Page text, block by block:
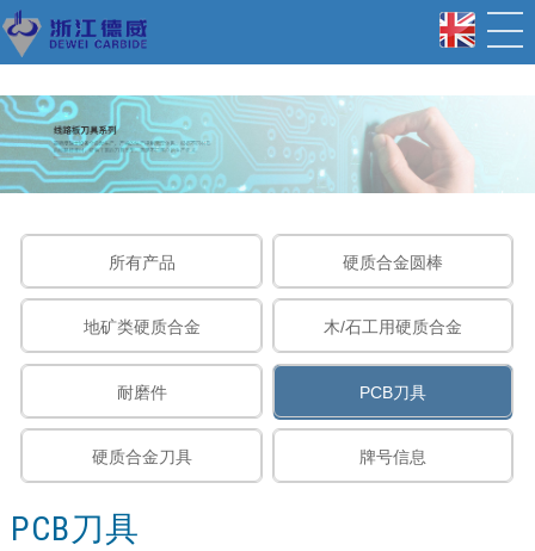
所有产品 硬质合金圆棒
地矿类硬质合金 木/石工用硬质合金
耐磨件 PCB刀具
硬质合金刀具 牌号信息
PCB刀具